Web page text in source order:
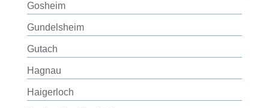
Gosheim
Gundelsheim
Gutach
Hagnau
Haigerloch